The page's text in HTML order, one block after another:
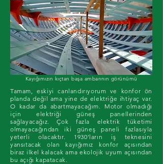
Kayığımızın kıçtan başa ambarının görünümü
Tamam, eskiyi canlandırıyorum ve konfor ön
planda değil ama yine de elektriğe ihtiyaç var.
O kadar da abartmayacağım. Motor olmadığı
için elektriği güneş panellerinden
sağlayacağız. Çok fazla elektrik tüketimi
olmayacağından iki güneş paneli fazlasıyla
yeterli olacaktır. ​ 1930’ların iş teknesini
yansıtacak olan kayığımız konfor açısından
biraz ilkel kalacak ama ekolojik uyum açısından
bu açığı kapatacak.